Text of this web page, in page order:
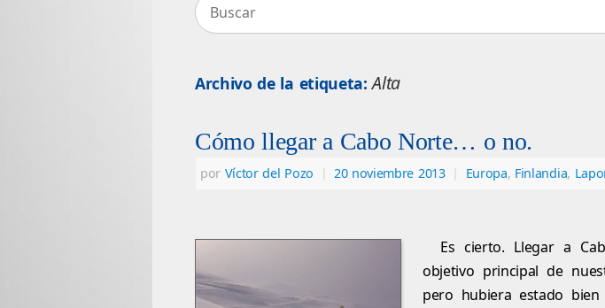
Archivo de la etiqueta:Alta
Cómo llegar a Cabo Norte… o no.
por Víctor del Pozo 20 noviembre 2013 Europa, Finlandia,
Es cierto. Llegar a
objetivo principal de
pero hubiera estado